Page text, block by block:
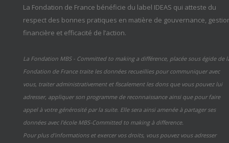
La Fondation de France bénéficie du label IDEAS qui atteste du
respect des bonnes pratiques en matière de gouvernance,
financière et efficacité de l’action.
La Fondation MBS - Committed to making a différence, placée sous égide de
Fondation de France traite les données recueillies pour communiquer avec
vous, traiter administrativement et fiscalement les dons que vous pouvez lui
adresser, appliquer son programme de reconnaissance ainsi que pour faire
appel à votre générosité par la suite. Elle sera ainsi amenée à partager ses
données avec l’école MBS-Committed to making à difference.
Pour plus d’informations et exercer vos droits, vous pouvez vous adresser